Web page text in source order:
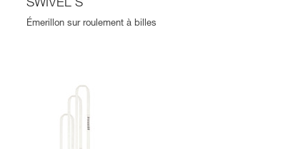
SWIVEL S
Émerillon sur roulement à billes